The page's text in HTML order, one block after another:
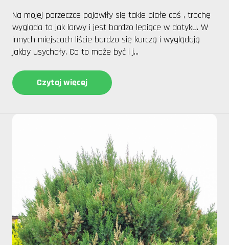
Na mojej porzeczce pojawiły się takie białe coś , trochę
wygląda to jak larwy i jest bardzo lepiące w dotyku. W
innych miejscach liście bardzo się kurczą i wyglądają
jakby usychały. Co to może być i j...
Czytaj więcej